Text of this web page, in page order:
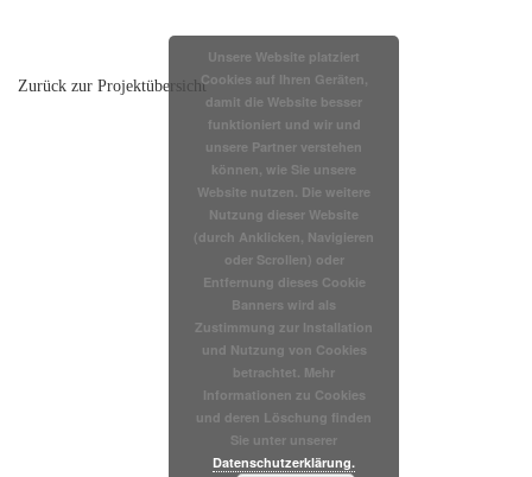
Zurück zur Projektübersicht
Unsere Website platziert
Cookies auf Ihren Geräten,
damit die Website besser
funktioniert und wir und
unsere Partner verstehen
können, wie Sie unsere
Website nutzen. Die weitere
Nutzung dieser Website
(durch Anklicken, Navigieren
oder Scrollen) oder
Entfernung dieses Cookie
Banners wird als
Zustimmung zur Installation
und Nutzung von Cookies
betrachtet. Mehr
Informationen zu Cookies
und deren Löschung finden
Sie unter unserer
Datenschutzerklärung.